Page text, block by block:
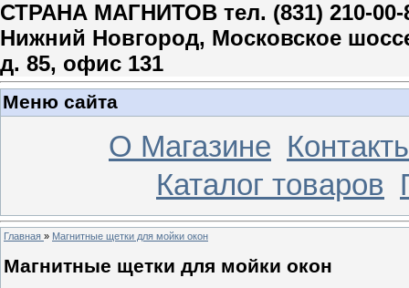
СТРАНА МАГНИТОВ тел. (831) 210-00-
Нижний Новгород, Московское
д. 85, офис 131
Меню сайта
О Магазине
Каталог товаров
Главная » Магнитные щетки для мойки окон
Магнитные щетки для мойки окон